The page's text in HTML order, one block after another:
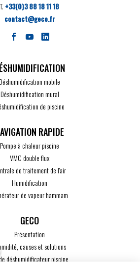
T. +33(0)3 88 18 11 18
contact@geco.fr
mobile
Déshumidification mural
de piscine
Pompe à chaleur piscine
VMC double flux
de traitement de l'air
Humidification
de vapeur hammam
GECO
Présentation
causes et solutions
déshumidificateur piscine